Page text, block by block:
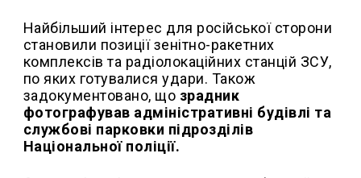
Найбільший інтерес для російської сторони
становили позиції зенітно-ракетних
комплексів та радіолокаційних станцій ЗСУ,
по яких готувалися удари. Також
задокументовано, що зрадник
фотографував адміністративні будівлі та
службові парковки підрозділів
Національної поліції.